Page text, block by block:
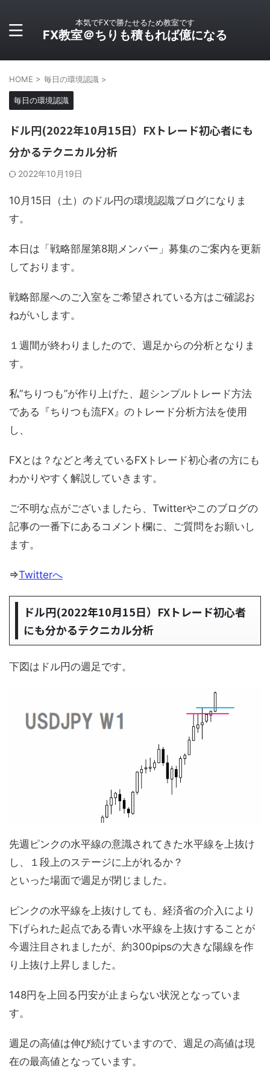
本気でFXで勝たせるため教室です
FX教室＠ちりも積もれば億になる
HOME > 毎日の環境認識 >
毎日の環境認識
ドル円(2022年10月15日）FXトレード初心者にも
分かるテクニカル分析
2022年10月19日
10月15日（土）のドル円の環境認識ブログになりま
す。
本日は「戦略部屋第8期メンバー」募集のご案内を更新
しております。
戦略部屋へのご入室をご希望されている方はご確認お
ねがいします。
１週間が終わりましたので、週足からの分析となりま
す。
私”ちりつも”が作り上げた、超シンプルトレード方法
である『ちりつも流FX』のトレード分析方法を使用
し、
FXとは？などと考えているFXトレード初心者の方にも
わかりやすく解説していきます。
ご不明な点がございましたら、Twitterやこのブログの
記事の一番下にあるコメント欄に、ご質問をお願いし
ます。
⇒Twitterへ
ドル円(2022年10月15日）FXトレード初心者
にも分かるテクニカル分析
下図はドル円の週足です。
先週ピンクの水平線の意識されてきた水平線を上抜け
し、１段上のステージに上がれるか？
といった場面で週足が閉じました。
ピンクの水平線を上抜けしても、経済省の介入により
下げられた起点である青い水平線を上抜けすることが
今週注目されましたが、約300pipsの大きな陽線を作
り上抜け上昇しました。
148円を上回る円安が止まらない状況となっていま
す。
週足の高値は伸び続けていますので、週足の高値は現
在の最高値となっています。